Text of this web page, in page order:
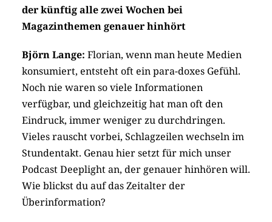
der künftig alle zwei Wochen bei
Magazinthemen genauer hinhört
Björn Lange: Florian, wenn man heute Medien
konsumiert, entsteht oft ein para-doxes Gefühl.
Noch nie waren so viele Informationen
verfügbar, und gleichzeitig hat man oft den
Eindruck, immer weniger zu durchdringen.
Vieles rauscht vorbei, Schlagzeilen wechseln im
Stundentakt. Genau hier setzt für mich unser
Podcast Deeplight an, der genauer hinhören will.
Wie blickst du auf das Zeitalter der
Überinformation?